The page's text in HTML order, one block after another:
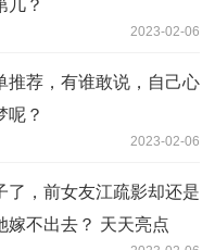
几？
2023-02-06
推荐，有谁敢说，自己心
呢？
2023-02-06
了，前女友江疏影却还是
嫁不出去？ 天天亮点